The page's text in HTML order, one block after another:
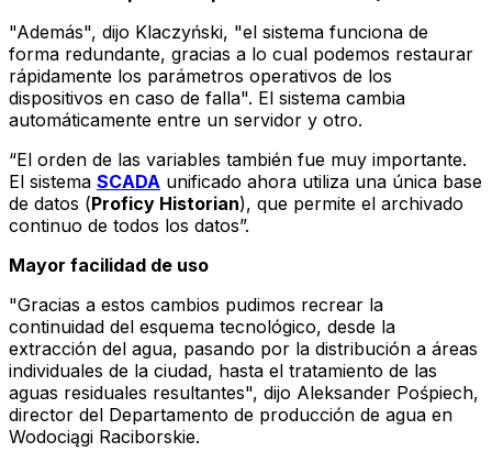
"Además", dijo Klaczyński, "el sistema funciona de
forma redundante, gracias a lo cual podemos restaurar
rápidamente los parámetros operativos de los
dispositivos en caso de falla". El sistema cambia
automáticamente entre un servidor y otro.
“El orden de las variables también fue muy importante.
El sistema SCADA unificado ahora utiliza una única base
de datos (Proficy Historian), que permite el archivado
continuo de todos los datos”.
Mayor facilidad de uso
"Gracias a estos cambios pudimos recrear la
continuidad del esquema tecnológico, desde la
extracción del agua, pasando por la distribución a áreas
individuales de la ciudad, hasta el tratamiento de las
aguas residuales resultantes", dijo Aleksander Pośpiech,
director del Departamento de producción de agua en
Wodociągi Raciborskie.